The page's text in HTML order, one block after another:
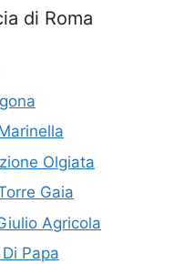
di Roma
Olgiata
Gaia
Agricola
Papa